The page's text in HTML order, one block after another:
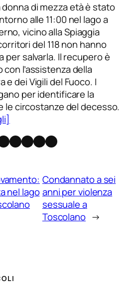
di mezza età è stato
alle 11:00 nel lago a
vicino alla Spiaggia
del 118 non hanno
per salvarla. Il recupero è
l’assistenza della
e dei Vigili del Fuoco. I
per identificare la
le circostanze del decesso.
Instagram
X Threads
Telegram
nel lago
Condannato a sei
anni per violenza
sessuale a
Toscolano →